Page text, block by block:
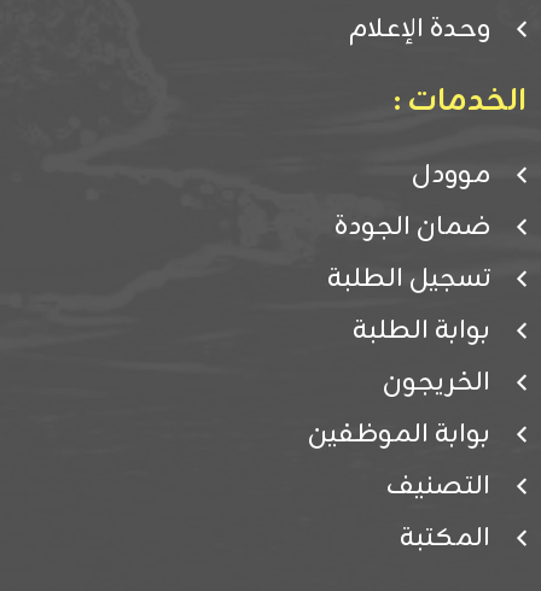
وحدة الإعلام
الخدمات :
موودل
ضمان الجودة
تسجيل الطلبة
بوابة الطلبة
الخريجون
بوابة الموظفين
التصنيف
المكتبة